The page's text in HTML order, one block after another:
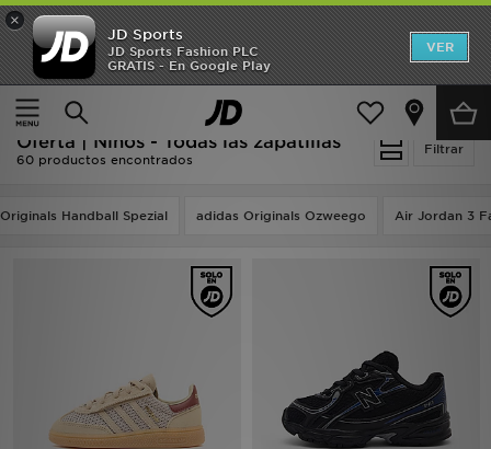
×
JD Sports
JD Sports Fashion PLC
GRATIS - En Google Play
VER
Página principal
Niños
Calzado bebé (tallas 16-27)
Filtrar
Oferta | Niños - Todas las zapatillas
60 productos encontrados
Handball Spezial adidas Originals Ozweego Air Jordan 3
Hombre
Mujer
Niños
Ofertas